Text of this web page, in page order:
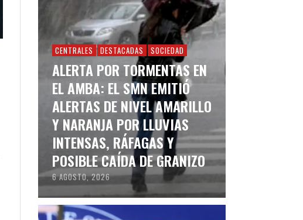
CENTRALES DESTACADAS SOCIEDAD
ALERTA POR TORMENTAS EN
EL AMBA: EL SMN EMITIÓ
ALERTAS DE NIVEL AMARILLO
Y NARANJA POR LLUVIAS
INTENSAS, RÁFAGAS Y
POSIBLE CAÍDA DE GRANIZO
6 AGOSTO, 2026